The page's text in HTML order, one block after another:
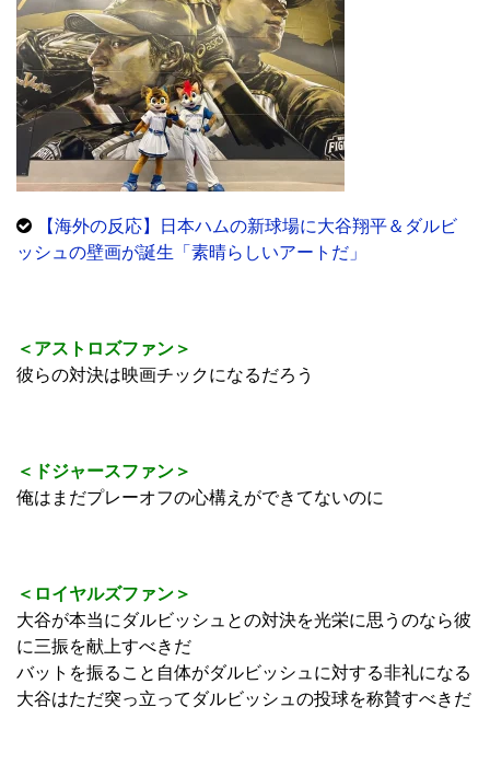
【海外の反応】日本ハムの新球場に大谷翔平＆ダルビ
ッシュの壁画が誕生「素晴らしいアートだ」
＜アストロズファン＞
彼らの対決は映画チックになるだろう
＜ドジャースファン＞
俺はまだプレーオフの心構えができてないのに
＜ロイヤルズファン＞
大谷が本当にダルビッシュとの対決を光栄に思うのなら彼
に三振を献上すべきだ
バットを振ること自体がダルビッシュに対する非礼になる
大谷はただ突っ立ってダルビッシュの投球を称賛すべきだ